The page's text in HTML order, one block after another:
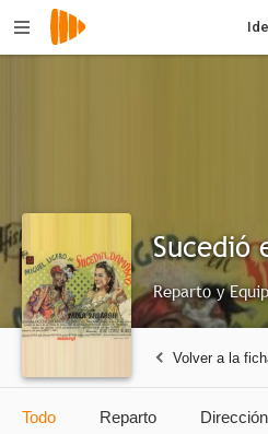
Sucedió
Reparto y
Volver a la
Todo Reparto Dirección